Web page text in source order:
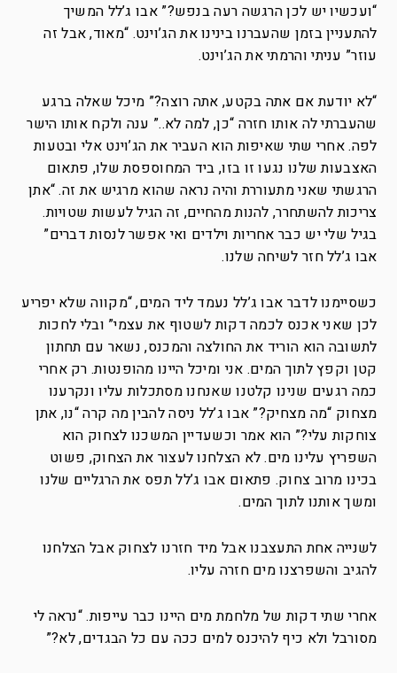
“ועכשיו יש לכן הרגשה רעה בנפש?” אבו ג’לל המשיך
להתעניין בזמן שהעברנו בינינו את הג’וינט. “מאוד, אבל זה
עוזר” עניתי והרמתי את הג’וינט.
“לא יודעת אם אתה בקטע, אתה רוצה?” מיכל שאלה ברגע
שהעברתי לה אותו חזרה “כן, למה לא..” ענה ולקח אותו הישר
לפה. אחרי שתי שאיפות הוא העביר את הג’וינט אלי ובטעות
האצבעות שלנו נגעו זו בזו, ביד המחוספסת שלו, פתאום
הרגשתי שאני מתעוררת והיה נראה שהוא מרגיש את זה. “אתן
צריכות להשתחרר, להנות מהחיים, זה הגיל לעשות שטויות.
בגיל שלי יש כבר אחריות וילדים ואי אפשר לנסות דברים”
אבו ג’לל חזר לשיחה שלנו.
כשסיימנו לדבר אבו ג’לל נעמד ליד המים, “מקווה שלא יפריע
לכן שאני אכנס לכמה דקות לשטוף את עצמי” ובלי לחכות
לתשובה הוא הוריד את החולצה והמכנס, נשאר עם תחתון
קטן וקפץ לתוך המים. אני ומיכל היינו מהופנטות. רק אחרי
כמה רגעים שנינו קלטנו שאנחנו מסתכלות עליו ונקרענו
מצחוק “מה מצחיק?” אבו ג’לל ניסה להבין מה קרה “נו, אתן
צוחקות עלי?” הוא אמר וכשעדיין המשכנו לצחוק הוא
השפריץ עלינו מים. לא הצלחנו לעצור את הצחוק, פשוט
בכינו מרוב צחוק. פתאום אבו ג’לל תפס את הרגליים שלנו
ומשך אותנו לתוך המים.
לשנייה אחת התעצבנו אבל מיד חזרנו לצחוק אבל הצלחנו
להגיב והשפרצנו מים חזרה עליו.
אחרי שתי דקות של מלחמת מים היינו כבר עייפות. “נראה לי
מסורבל ולא כיף להיכנס למים ככה עם כל הבגדים, לא?”